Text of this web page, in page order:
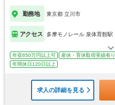
勤務地 東京都 立川市
アクセス 多摩モノレール 泉体育館駅
年収650万円以上可 産休・育休取得実績有り
年間休日120日以上
求人の詳細を見る